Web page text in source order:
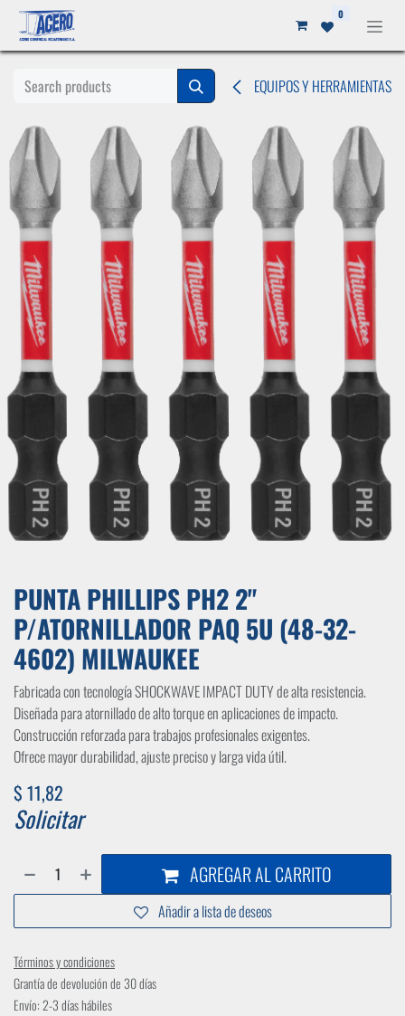
Ir al contenido 0
EQUIPOS Y HERRAMIENTAS
PUNTA PHILLIPS PH2 2"
P/ATORNILLADOR PAQ 5U (48-32-
4602) MILWAUKEE
Fabricada con tecnología SHOCKWAVE IMPACT DUTY de alta resistencia.
Diseñada para atornillado de alto torque en aplicaciones de impacto.
Construcción reforzada para trabajos profesionales exigentes.
Ofrece mayor durabilidad, ajuste preciso y larga vida útil.
$ 11,82
Solicitar
AGREGAR AL CARRITO
Añadir a lista de deseos
Términos y condiciones
Grantía de devolución de 30 días
Envío: 2-3 días hábiles